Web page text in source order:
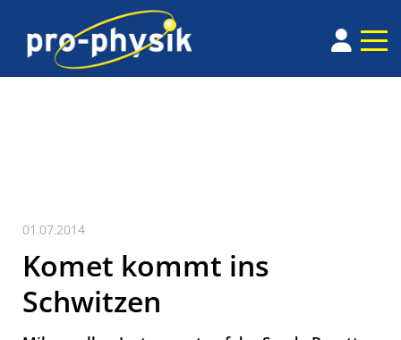
01.07.2014
Komet kommt ins
Schwitzen